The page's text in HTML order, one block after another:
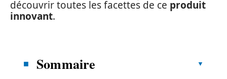
découvrir toutes les facettes de ce produit
innovant.
Sommaire